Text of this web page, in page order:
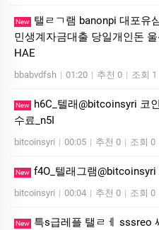
New
탤ㄹㄱ램 banonpi 대포유
민생계자금대출 당일개인돈
HAE
bbabvdfsh | 01:20 | 추천 0 | 조회 1
New
h6C_텔래@bitcoinsyri 코
수료_n5I
bitcoinsyri | 00:05 | 추천 0 | 조회 0
New f4O_텔래그램
bitcoinsyri | 00:04 | 추천 0 | 조회 0
New
특s급레플 탤ㄹㅔ sssreo